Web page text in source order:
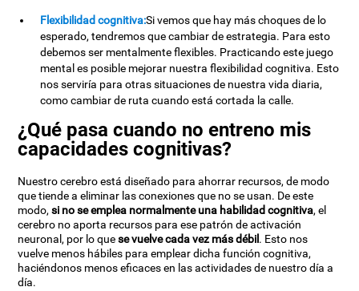
Flexibilidad cognitiva:Si vemos que hay más choques de lo
esperado, tendremos que cambiar de estrategia. Para esto
debemos ser mentalmente flexibles. Practicando este juego
mental es posible mejorar nuestra flexibilidad cognitiva. Esto
nos serviría para otras situaciones de nuestra vida diaria,
como cambiar de ruta cuando está cortada la calle.
¿Qué pasa cuando no entreno mis
capacidades cognitivas?
Nuestro cerebro está diseñado para ahorrar recursos, de modo
que tiende a eliminar las conexiones que no se usan. De este
modo,si no se emplea normalmente una habilidad cognitiva, el
cerebro no aporta recursos para ese patrón de activación
neuronal, por lo quese vuelve cada vez más débil . Esto nos
vuelve menos hábiles para emplear dicha función cognitiva,
haciéndonos menos eficaces en las actividades de nuestro día a
día.